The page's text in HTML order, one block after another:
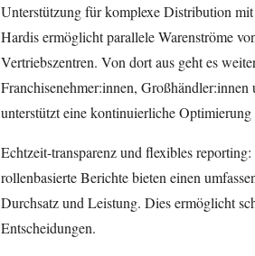
Unterstützung für komplexe Distribution
Hardis ermöglicht parallele Warenströme
Vertriebszentren. Von dort aus geht es
Franchisenehmer:innen,
unterstützt eine kontinuierliche
Echtzeit-transparenz und flexibles
rollenbasierte Berichte bieten einen
Durchsatz und Leistung. Dies ermöglicht
Entscheidungen.